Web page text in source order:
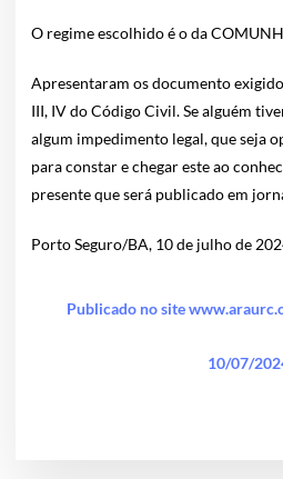
O regime escolhido é o da
Apresentaram os documento
III, IV do Código Civil. Se alguém
algum impedimento legal, que seja
para constar e chegar este ao
presente que será publicado em
Porto Seguro/BA, 10 de julho de
Publicado no site
10/07/